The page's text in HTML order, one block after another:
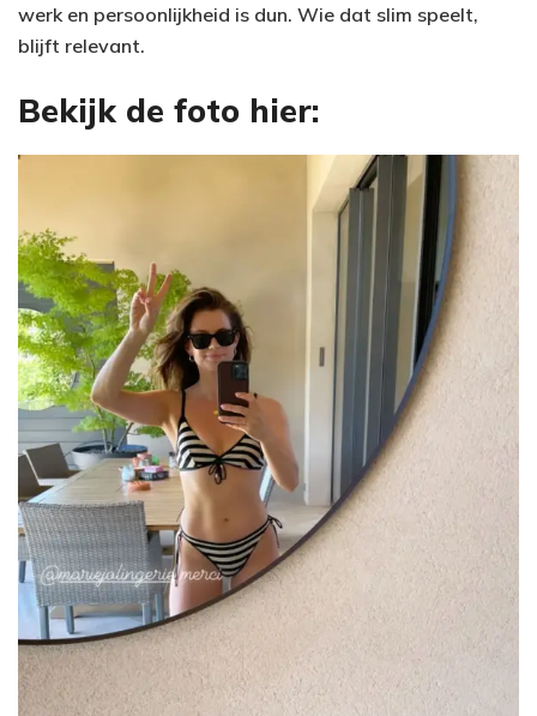
werk en persoonlijkheid is dun. Wie dat slim speelt,
blijft relevant.
Bekijk de foto hier: